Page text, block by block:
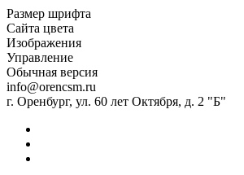
Размер шрифта
Сайта цвета
Изображения
Управление
Обычная версия
info@orencsm.ru
г. Оренбург, ул. 60 лет Октября, д. 2 "Б"